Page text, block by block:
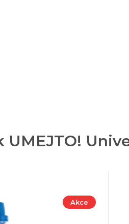
UMEJTO!
Akce